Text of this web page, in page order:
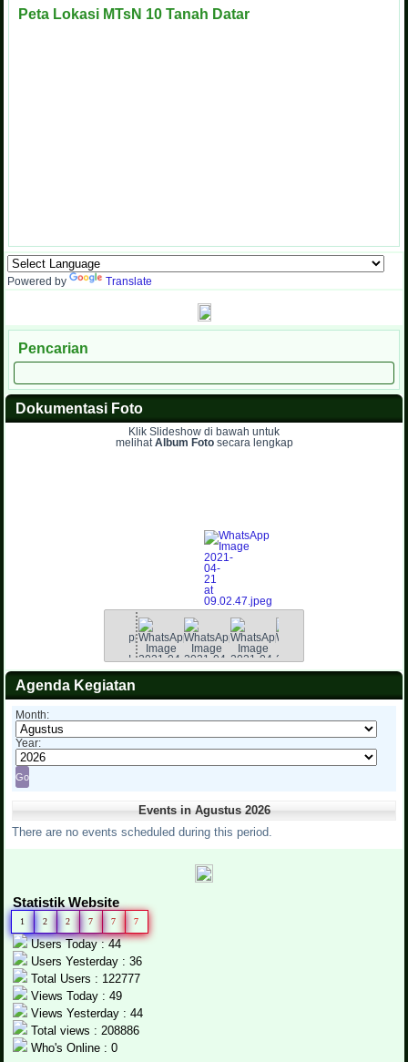
Peta Lokasi MTsN 10 Tanah Datar
Powered by Translate
Pencarian
Dokumentasi Foto
Klik Slideshow di bawah untuk
melihatAlbum Fotosecara lengkap
Agenda Kegiatan
Month:
Year:
Events in Agustus 2026
There are no events scheduled during this period.
Statistik Website
1 2 2 7 7 7
Users Today : 44
Users Yesterday : 36
Total Users : 122777
Views Today : 49
Views Yesterday : 44
Total views : 208886
Who's Online : 0